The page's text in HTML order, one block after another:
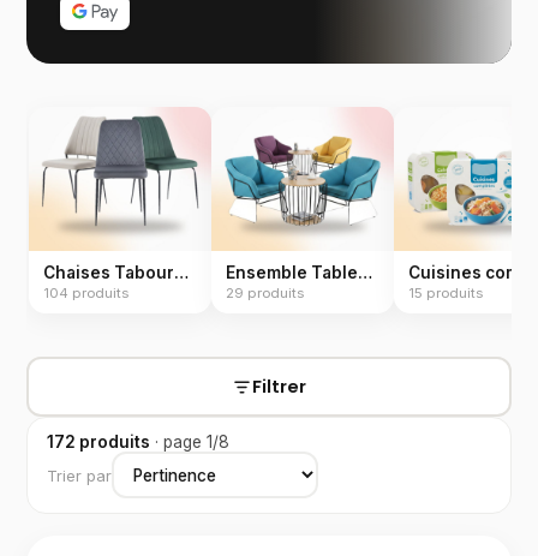
Chaises Tabourets
104 produits
Ensemble Tables Chaises
29 produits 15 produits
Filtrer
172 produits · page 1/8
Trier par